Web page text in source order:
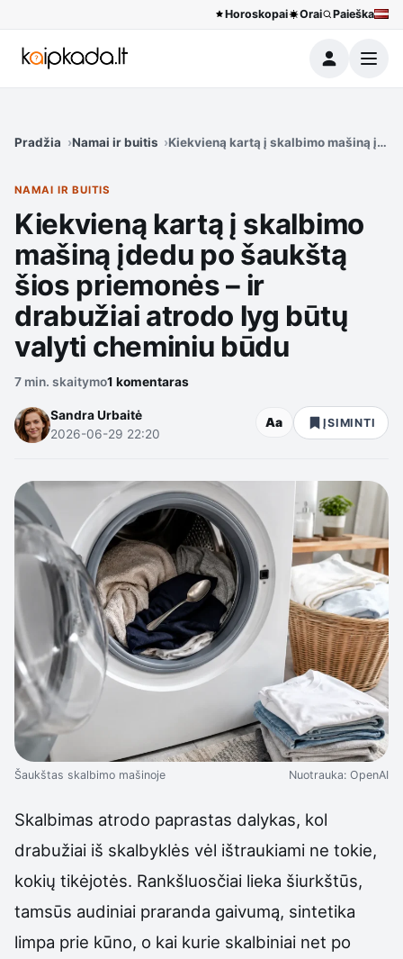
Horoskopai Orai Paieška
Meniu
Pradžia Namai ir buitis Kiekvieną kartą į skalbimo mašiną
NAMAI IR BUITIS
Kiekvieną kartą į skalbimo
mašiną įdedu po šaukštą
šios priemonės – ir
drabužiai atrodo lyg būtų
valyti cheminiu būdu
7 min. skaitymo1 komentaras
Sandra Urbaitė
2026-06-29 22:20
Aa ĮSIMINTI
Šaukštas skalbimo mašinoje Nuotrauka: OpenAI
Skalbimas atrodo paprastas dalykas, kol
drabužiai iš skalbyklės vėl ištraukiami ne tokie,
kokių tikėjotės. Rankšluosčiai lieka šiurkštūs,
tamsūs audiniai praranda gaivumą, sintetika
limpa prie kūno, o kai kurie skalbiniai net po